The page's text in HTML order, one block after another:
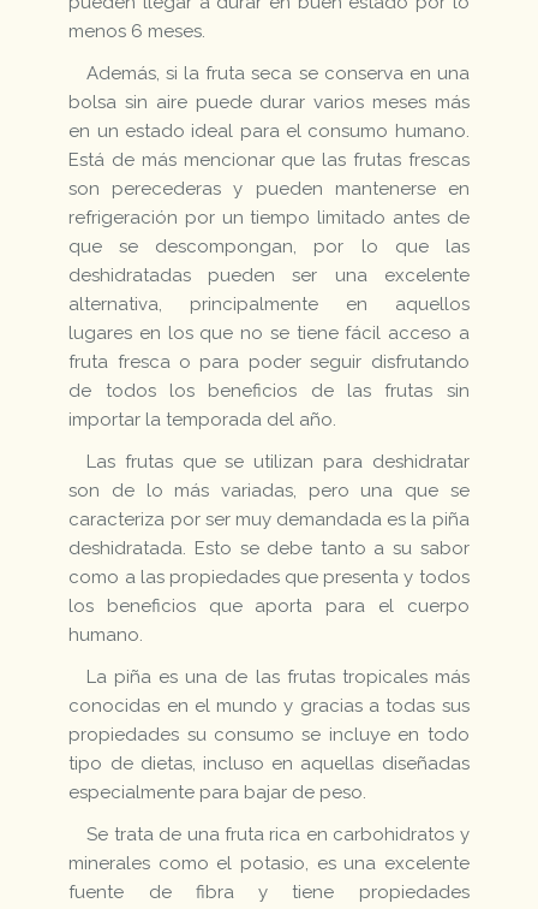
menos 6 meses.
Además, si la fruta seca se conserva en una
bolsa sin aire puede durar varios meses más
en un estado ideal para el consumo humano.
Está de más mencionar que las frutas frescas
son perecederas y pueden mantenerse en
refrigeración por un tiempo limitado antes de
que se descompongan, por lo que las
deshidratadas pueden ser una excelente
alternativa, principalmente en aquellos
lugares en los que no se tiene fácil acceso a
fruta fresca o para poder seguir disfrutando
de todos los beneficios de las frutas sin
importar la temporada del año.
Las frutas que se utilizan para deshidratar
son de lo más variadas, pero una que se
caracteriza por ser muy demandada es la piña
deshidratada. Esto se debe tanto a su sabor
como a las propiedades que presenta y todos
los beneficios que aporta para el cuerpo
humano.
La piña es una de las frutas tropicales más
conocidas en el mundo y gracias a todas sus
propiedades su consumo se incluye en todo
tipo de dietas, incluso en aquellas diseñadas
especialmente para bajar de peso.
Se trata de una fruta rica en carbohidratos y
minerales como el potasio, es una excelente
fuente de fibra y tiene propiedades